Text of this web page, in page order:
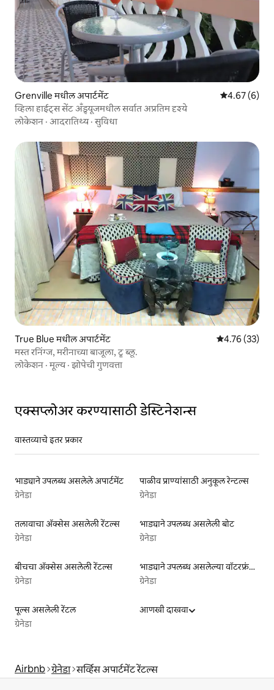
Grenville मधील अपार्टमेंट 5 पैकी 4.67
4.67 (6)
व्हिला हाईट्स सेंट अँड्र्यूजमधील सर्वात अप्रतिम दृश्ये
लोकेशन · आदरातिथ्य·सुविधा
True Blue मधील अपार्टमेंट 5 पैकी 4.76
4.76 (33)
मस्त रनिंग्ज, मरीनाच्या बाजूला, ट्रू ब्लू.
लोकेशन ·मूल्य·झोपेची गुणवत्ता
एक्सप्लोअर करण्यासाठी डेस्टिनेशन्स
वास्तव्याचे इतर प्रकार
भाड्याने उपलब्ध असलेले अपार्टमेंट
ग्रेनेडा
पाळीव प्राण्यांसाठी अनुकूल रेन्टल्स
ग्रेनेडा
तलावाचा ॲक्सेस असलेली रेंटल्स
ग्रेनेडा
भाड्याने उपलब्ध असलेली बोट
ग्रेनेडा
बीचचा ॲक्सेस असलेली रेंटल्स
ग्रेनेडा
भाड्याने उपलब्ध असलेल्या वॉटरफ्रंट लिस्टिंग्ज
ग्रेनेडा
पूल्स असलेली रेंटल
ग्रेनेडा
आणखी दाखवा
Airbnb ग्रेनेडा सर्व्हिस अपार्टमेंट रेंटल्स